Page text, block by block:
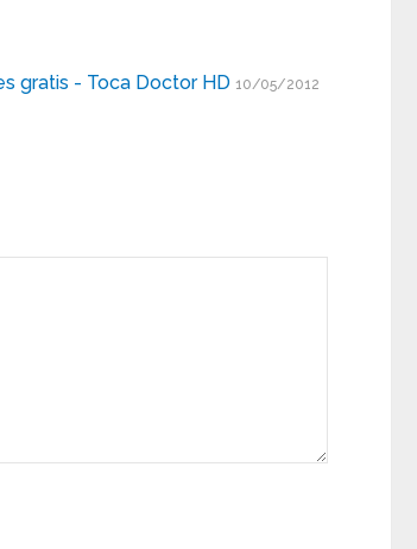
gratis - Toca Doctor HD 10/05/2012